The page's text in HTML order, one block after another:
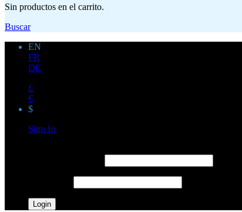
Sin productos en el carrito.
Buscar
EN
FR
DE
£
€
$
Sign In